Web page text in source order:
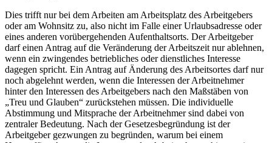
Dies trifft nur bei dem Arbeiten am Arbeitsplatz des Arbeitgebers
oder am Wohnsitz zu, also nicht im Falle einer Urlaubsadresse oder
eines anderen vorübergehenden Aufenthaltsorts. Der Arbeitgeber
darf einen Antrag auf die Veränderung der Arbeitszeit nur ablehnen,
wenn ein zwingendes betriebliches oder dienstliches Interesse
dagegen spricht. Ein Antrag auf Änderung des Arbeitsortes darf nur
noch abgelehnt werden, wenn die Interessen der Arbeitnehmer
hinter den Interessen des Arbeitgebers nach den Maßstäben von
„Treu und Glauben“ zurückstehen müssen. Die individuelle
Abstimmung und Mitsprache der Arbeitnehmer sind dabei von
zentraler Bedeutung. Nach der Gesetzesbegründung ist der
Arbeitgeber gezwungen zu begründen, warum bei einem